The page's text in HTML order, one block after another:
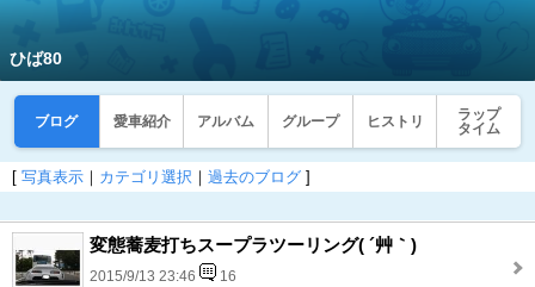
ひば80
ブログ 愛車紹介 アルバム グループ ヒストリ
ラップ
タイム
[ 写真表示 ｜ カテゴリ選択 ｜ 過去のブログ ]
変態蕎麦打ちスープラツーリング( ´艸｀)
2015/9/13 23:46 16